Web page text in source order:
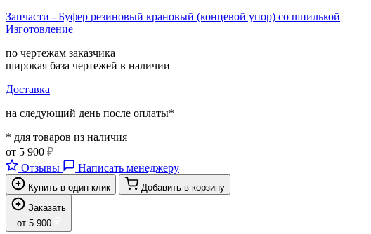
Запчасти - Буфер резиновый крановый (концевой упор) со шпилькой
Изготовление
по чертежам заказчика
широкая база чертежей в наличии
Доставка
на следующий день после оплаты*
* для товаров из наличия
от 5 900 ₽
Отзывы
Написать менеджеру
Купить в один клик
Добавить в корзину
Заказать
от 5 900